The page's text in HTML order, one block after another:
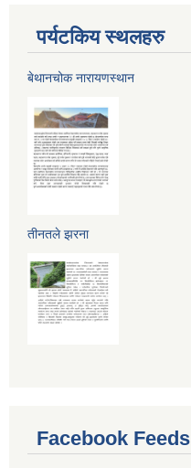
पर्यटकिय स्थलहरु
बेथानचोक नारायणस्थान
तीनतले झरना
Facebook Feeds